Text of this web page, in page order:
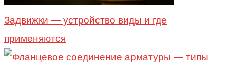
Задвижки — устройство виды и где
применяются